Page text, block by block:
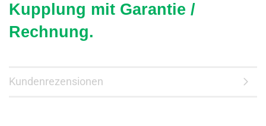
Kupplung mit Garantie /
Rechnung.
Kundenrezensionen